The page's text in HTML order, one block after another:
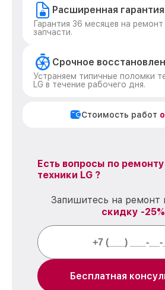
Расширенная гарантия
Гарантия 36 месяцев на ремонт
запчасти.
Срочное
Устраняем типичные поломки
LG в течение рабочего дня.
Стоимость работ
Есть вопросы по ремонту
техники LG ?
Запишитесь на ремонт
скидку -25%
Бесплатная